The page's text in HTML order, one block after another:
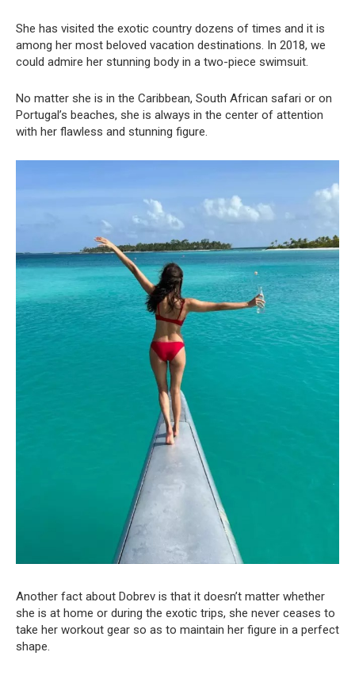
She has visited the exotic country dozens of times and it is
among her most beloved vacation destinations. In 2018, we
could admire her stunning body in a two-piece swimsuit.
No matter she is in the Caribbean, South African safari or on
Portugal’s beaches, she is always in the center of attention
with her flawless and stunning figure.
Another fact about Dobrev is that it doesn’t matter whether
she is at home or during the exotic trips, she never ceases to
take her workout gear so as to maintain her figure in a perfect
shape.